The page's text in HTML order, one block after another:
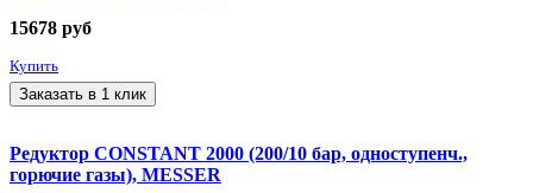
15678 руб
Купить
Заказать в 1 клик
Редуктор CONSTANT 2000 (200/10 бар, одноступенч.,
горючие газы), MESSER